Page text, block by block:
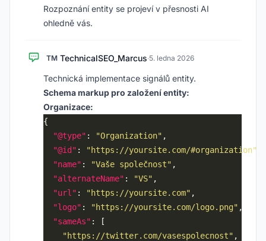
Rozpoznání entity se projeví v přesnosti AI
ohledně vás.
TM TechnicalSEO_Marcus·5. ledna 2026
Technická implementace signálů entity.
Schema markup pro založení entity:
Organizace:
"@type" : "Organization"
"@id" : "https://yoursite.com/#organization"
"name" : "Vaše společnost"
"alternateName" : "VS"
"url" : "https://yoursite.com"
"logo" : "https://yoursite.com/logo.png"
"sameAs"
"https://twitter.com/vasespolecnost"